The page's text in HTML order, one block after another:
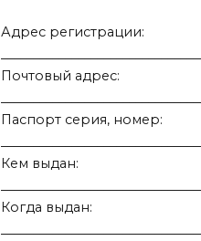
Адрес регистрации:
Почтовый адрес:
Паспорт серия, номер:
Кем выдан:
Когда выдан: